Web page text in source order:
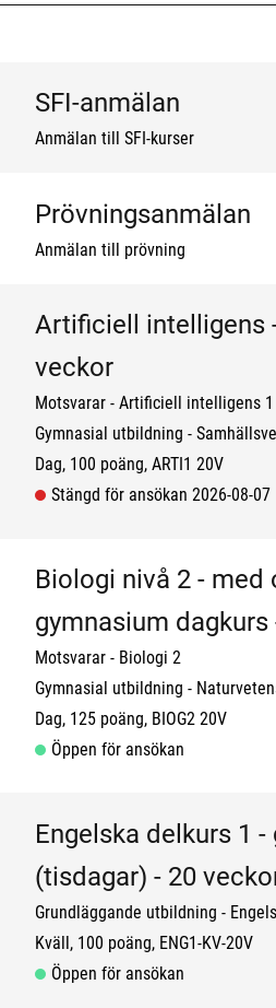
SFI-anmälan
Anmälan till SFI-kurser
Prövningsanmälan
Anmälan till prövning
Artificiell intelligens
veckor
Motsvarar - Artificiell intelligens 1
Gymnasial utbildning
Dag 100 poäng ARTI1 20V
Stängd för ansökan 2026-08-07
Biologi nivå 2 - med
gymnasium dagkurs
Motsvarar - Biologi 2
Gymnasial utbildning
Dag 125 poäng BIOG2 20V
Öppen för ansökan
Engelska delkurs 1
(tisdagar) - 20
Grundläggande utbildning
Kväll 100 poäng ENG1-KV-20V
Öppen för ansökan